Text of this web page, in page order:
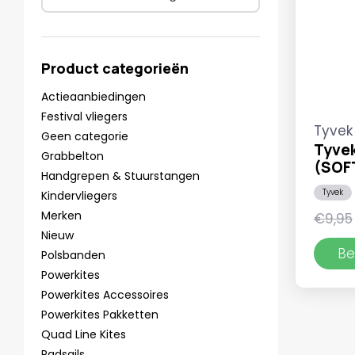
Product categorieën
Actieaanbiedingen
Festival vliegers
Geen categorie
Grabbelton
Handgrepen & Stuurstangen
Kindervliegers
Merken
Nieuw
Polsbanden
Powerkites
Powerkites Accessoires
Powerkites Pakketten
Quad Line Kites
Tyvek
Tyvek
€9,95